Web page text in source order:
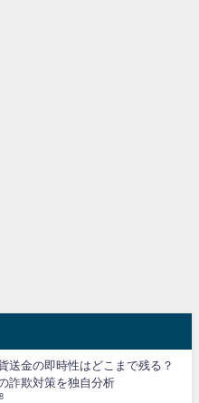
送金の即時性はどこまで残る？
詐欺対策を独自分析